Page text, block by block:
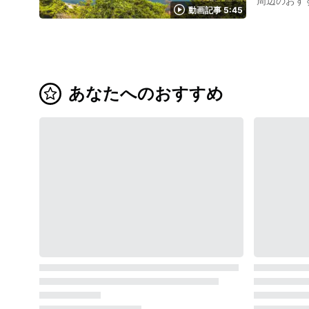
は外せませ
動画記事 5:45
から漁船や
館」を訪れて
境を活かし
ょう。 また、東松島には日本の航空自衛隊松島基地があり、航空自衛隊唯一の展示飛行を任務とした飛行隊「ブルーインパルス」の本拠地になっ
ています。 基地
あなたへのおすすめ